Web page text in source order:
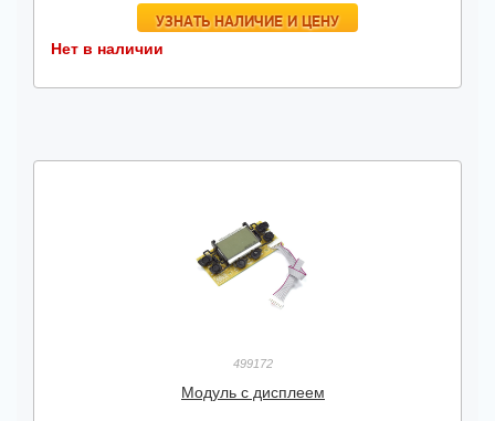
УЗНАТЬ НАЛИЧИЕ И ЦЕНУ
Нет в наличии
499172
Модуль с дисплеем